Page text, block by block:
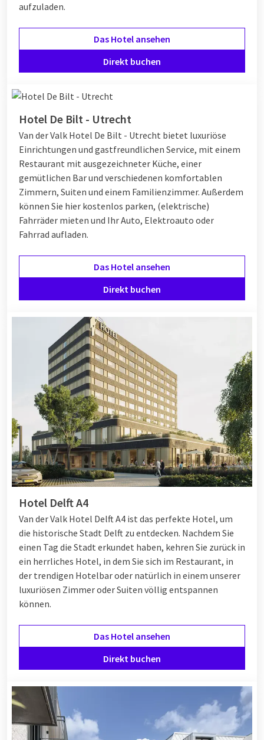
aufzuladen.
Das Hotel ansehen
Direkt buchen
Hotel De Bilt - Utrecht
Van der Valk Hotel De Bilt - Utrecht bietet luxuriöse
Einrichtungen und gastfreundlichen Service, mit einem
Restaurant mit ausgezeichneter Küche, einer
gemütlichen Bar und verschiedenen komfortablen
Zimmern, Suiten und einem Familienzimmer. Außerdem
können Sie hier kostenlos parken, (elektrische)
Fahrräder mieten und Ihr Auto, Elektroauto oder
Fahrrad aufladen.
Das Hotel ansehen
Direkt buchen
Hotel Delft A4
Van der Valk Hotel Delft A4 ist das perfekte Hotel, um
die historische Stadt Delft zu entdecken. Nachdem Sie
einen Tag die Stadt erkundet haben, kehren Sie zurück in
ein herrliches Hotel, in dem Sie sich im Restaurant, in
der trendigen Hotelbar oder natürlich in einem unserer
luxuriösen Zimmer oder Suiten völlig entspannen
können.
Das Hotel ansehen
Direkt buchen